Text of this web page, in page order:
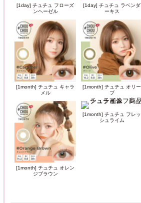
[1day] チュチュ フローズ
ンヘーゼル
[1day] チュチュ ラベンダ
ーキス
[1month] チュチュ キャラ
メル
[1month] チュチュ オリー
ブ
[1month] チュチュ オレン
ジブラウン
[1month] チュチュ フレッ
シュライム